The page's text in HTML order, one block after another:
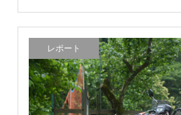
レポート